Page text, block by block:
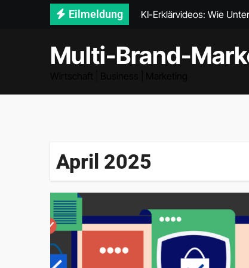
Eilmeldung KI-Erklärvideos: Wie
Multi-Brand-
April 2025